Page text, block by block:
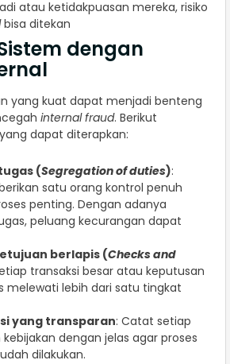
atau ketidakpuasan mereka, risiko
bisa ditekan
dengan
yang kuat dapat menjadi benteng
internal fraud. Berikut
dapat diterapkan:
(Segregation of duties):
satu orang kontrol penuh
penting. Dengan adanya
peluang kecurangan dapat
berlapis (Checks and
transaksi besar atau keputusan
melewati lebih dari satu tingkat
yang transparan: Catat setiap
dengan jelas agar proses
dilakukan.